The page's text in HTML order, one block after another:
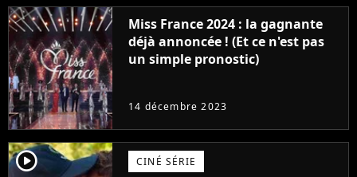
Miss France 2024 : la gagnante
déjà annoncée ! (Et ce n'est pas
un simple pronostic)
14 décembre 2023
player2 CINÉ SÉRIE